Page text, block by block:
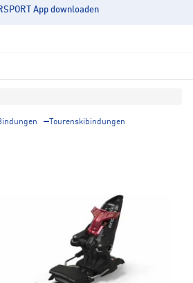
App downloaden
Tourenskibindungen